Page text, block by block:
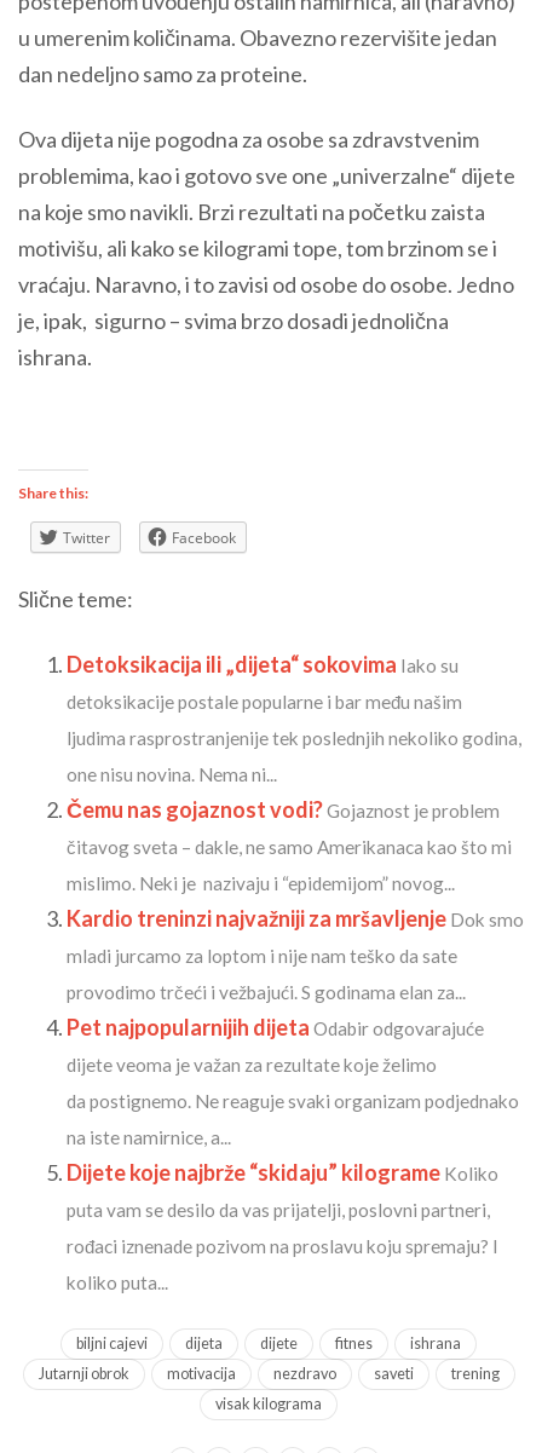
u umerenim količinama. Obavezno rezervišite jedan
dan nedeljno samo za proteine.
Ova dijeta nije pogodna za osobe sa zdravstvenim
problemima, kao i gotovo sve one „univerzalne“ dijete
na koje smo navikli. Brzi rezultati na početku zaista
motivišu, ali kako se kilogrami tope, tom brzinom se i
vraćaju. Naravno, i to zavisi od osobe do osobe. Jedno
je, ipak, sigurno – svima brzo dosadi jednolična
ishrana.
Share this:
Twitter Facebook
Slične teme:
Detoksikacija ili „dijeta“ sokovima Iako su
detoksikacije postale popularne i bar među našim
ljudima rasprostranjenije tek poslednjih nekoliko godina,
one nisu novina. Nema ni...
Čemu nas gojaznost vodi?Gojaznost je problem
čitavog sveta – dakle, ne samo Amerikanaca kao što mi
mislimo. Neki je nazivaju i “epidemijom” novog...
Kardio treninzi najvažniji za mršavljenje Dok smo
mladi jurcamo za loptom i nije nam teško da sate
provodimo trčeći i vežbajući. S godinama elan za...
Pet najpopularnijih dijeta Odabir odgovarajuće
dijete veoma je važan za rezultate koje želimo
da postignemo. Ne reaguje svaki organizam podjednako
na iste namirnice, a...
Dijete koje najbrže “skidaju” kilograme Koliko
puta vam se desilo da vas prijatelji, poslovni partneri,
rođaci iznenade pozivom na proslavu koju spremaju? I
koliko puta...
biljni cajevi dijeta dijete fitnes
ishrana
Jutarnji obrok
motivacija nezdravo saveti
trening
visak kilograma